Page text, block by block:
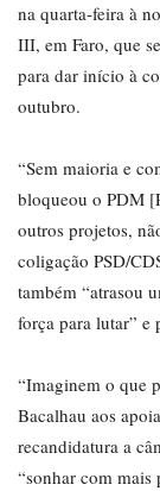
na quarta-feira à
III, em Faro, que
para dar início à
outubro.
“Sem maioria e
bloqueou o PDM
outros projetos,
coligação PSD/
também “atrasou
força para lutar” e
“Imaginem o que
Bacalhau aos
recandidatura a
“sonhar com mais